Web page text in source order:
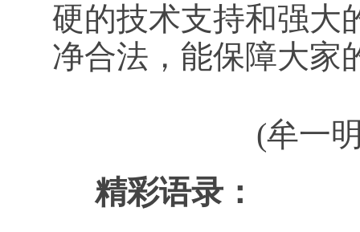
硬的技术支持和强大
净合法，能保障大家
(牟一
精彩语录：